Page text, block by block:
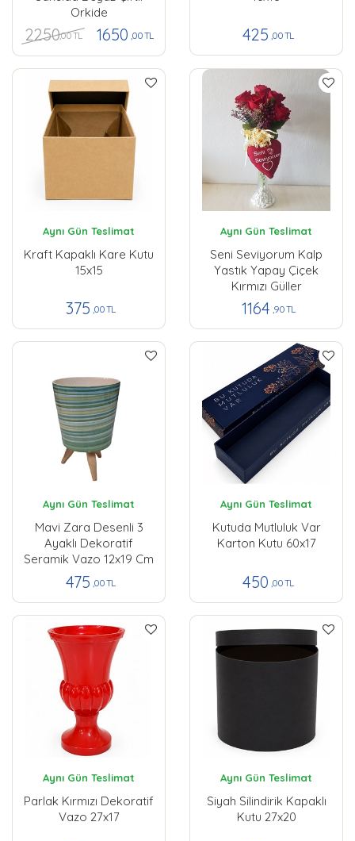
Orkide
2250,00 TL 1650 ,00 TL 425 ,00 TL
Aynı Gün Teslimat
Kraft Kapaklı Kare Kutu
15x15
375 ,00 TL
Aynı Gün Teslimat
Seni Seviyorum Kalp
Yastık Yapay Çiçek
Kırmızı Güller
1164 ,90 TL
Aynı Gün Teslimat
Mavi Zara Desenli 3
Ayaklı Dekoratif
Seramik Vazo 12x19 Cm
475 ,00 TL
Aynı Gün Teslimat
Kutuda Mutluluk Var
Karton Kutu 60x17
450 ,00 TL
Aynı Gün Teslimat
Parlak Kırmızı Dekoratif
Vazo 27x17
Aynı Gün Teslimat
Siyah Silindirik Kapaklı
Kutu 27x20